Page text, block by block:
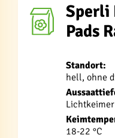
Sperli
Pads
Standort:
hell, ohne
Lichtkeimer
18-22 °C